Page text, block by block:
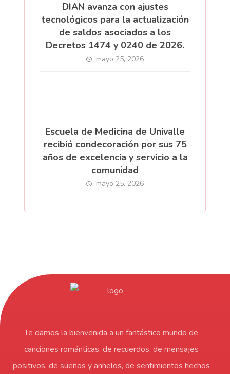
DIAN avanza con ajustes
tecnológicos para la actualización
de saldos asociados a los
Decretos 1474 y 0240 de 2026.
mayo 25, 2026
Escuela de Medicina de Univalle
recibió condecoración por sus 75
años de excelencia y servicio a la
comunidad
mayo 25, 2026
Te damos la bienvenida a un fantástico mundo de
canciones románticas, de recuerdos, de mensajes
positivos, de sueños y anhelos, de sentimientos hechos